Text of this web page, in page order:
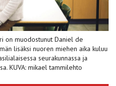
on muodostunut Daniel de
lisäksi nuoren miehen aika kuluu
seurakunnassa ja
KUVA: mikael tammilehto